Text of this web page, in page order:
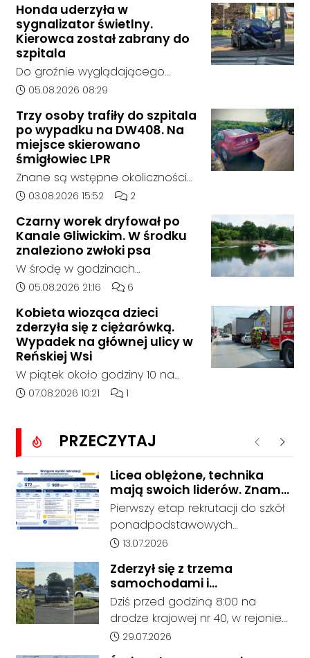
Kędzierzynie-Koźlu zakończył się
bez rozstrzygnięcia. Mimo
wcześniejszego zainteresowania
terenem ze strony sieci Dino, do
postępowania nie zgłosił się
żaden oferent.
Honda uderzyła w
sygnalizator świetlny.
Kierowca został zabrany do
szpitala
Do groźnie wyglądającego
zdarzenia drogowego doszło w
godziny 6:30 kierujący
samochodem marki Honda
zjechał z drogi i uderzył w
sygnalizator świetlny.
Data dodania artykułu:
05.08.2026 08:29
Trzy osoby trafiły do szpitala
po wypadku na DW408. Na
miejsce skierowano
śmigłowiec LPR
Znane są wstępne okoliczności
zdarzenia drogowego, do
14:30 na drodze wojewódzkiej nr
408 pomiędzy Starym Koźlem a
Bierawą.
Data dodania artykułu:
03.08.2026 15:52 Liczba komentarzy artykułu:
2
Czarny worek dryfował po
Kanale Gliwickim. W środku
znaleziono zwłoki psa
W środę w godzinach
popołudniowych służby zostały
Gliwicki po zgłoszeniu od
zaniepokojonego świadka.
Osoba zgłaszająca zauważyła
unoszący się na wodzie czarny
worek, którego zawartość
wzbudziła jej niepokój.
Data dodania artykułu:
05.08.2026 21:16 Liczba komentarzy artykułu:
6
Kobieta wioząca dzieci
zderzyła się z ciężarówką.
Wypadek na głównej ulicy w
Reńskiej Wsi
W piątek około godziny 10 na
ulicy Pawłowickiej w Reńskiej Wsi
samochodu osobowego i
ciężarówki. Droga w rejonie
zdarzenia jest całkowicie
zablokowana.
Data dodania artykułu:
07.08.2026 10:21 Liczba komentarzy artykułu:
1
PRZECZYTAJ Poprzednie
Licea oblężone, technika
mają swoich liderów. Znamy
wstępne wyniki rekrutacji do
szkół w powiecie
Pierwszy etap rekrutacji do szkół
ponadpodstawowych
prowadzonych przez Powiat
coraz wyraźniejsze preferencje
tegorocznych absolwentów szkół
podstawowych. Dane dotyczą
kandydatów, którzy wskazali dany
oddział jako pierwszy wybór,
Data dodania artykułu:
13.07.2026
Zderzył się z trzema
samochodami i
kontynuował jazdę. Seria
kolizji na Drodze Krajowej nr
40
Dziś przed godziną 8:00 na
drodze krajowej nr 40, w rejonie
ronda im. Witolda Pileckiego oraz
ronda w Reńskiej Wsi, doszło do
Data dodania artykułu:
29.07.2026